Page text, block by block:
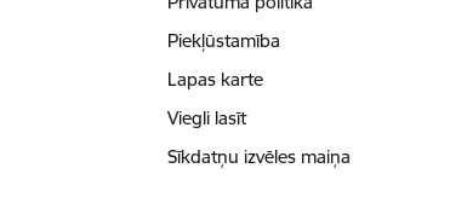
Piekļūstamība
Lapas karte
Viegli lasīt
Sīkdatņu izvēles maiņa